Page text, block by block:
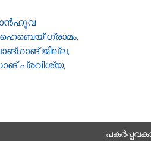
ഗ്രാമം,
ജില്ല,
പ്രവിശ്യ,